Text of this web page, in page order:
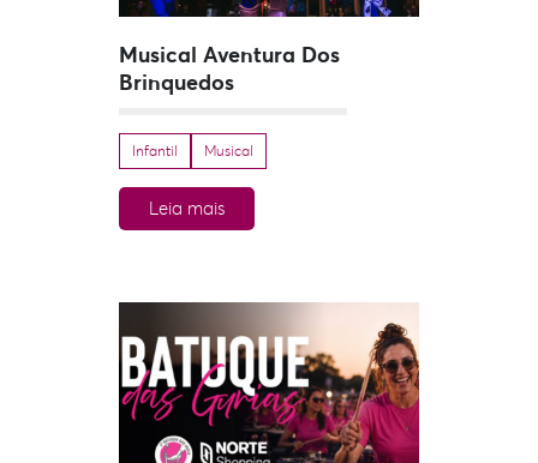
Musical Aventura Dos
Brinquedos
Infantil Musical
Leia mais